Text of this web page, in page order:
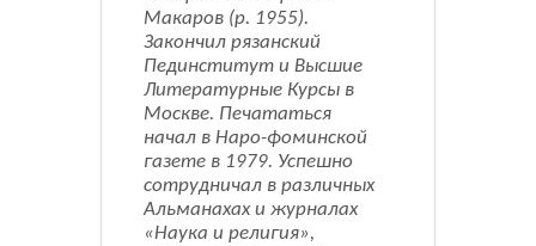
Макаров (р. 1955).
Закончил рязанский
Пединститут и Высшие
Литературные Курсы в
Москве. Печататься
начал в Наро-фоминской
газете в 1979. Успешно
сотрудничал в различных
Альманахах и журналах
«Наука и религия»,